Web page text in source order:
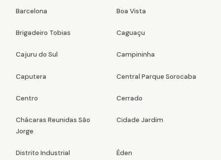
Barcelona Boa Vista
Brigadeiro Tobias Caguaçu
Cajuru do Sul Campininha
Caputera Central Parque Sorocaba
Centro Cerrado
Chácaras Reunidas São
Jorge
Cidade Jardim
Distrito Industrial Éden